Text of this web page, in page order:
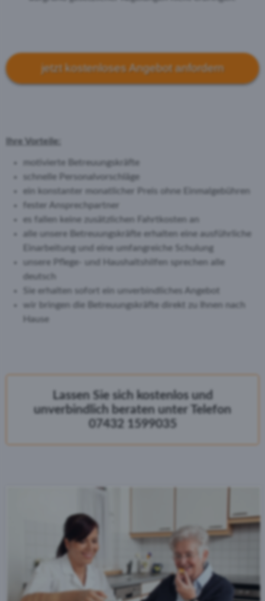
jetzt kostenloses Angebot anfordern
Ihre Vorteile:
motivierte Betreuungskräfte
schnelle Personalvorschläge
ein konstanter monatlicher Preis ohne Einmalgebühren
fester Ansprechpartner
es fallen keine zusätzlichen Fahrtkosten an
alle unsere Betreuungskräfte erhalten eine ausführliche
Einarbeitung und eine umfangreiche Schulung
unsere Pflege- und Haushaltshilfen sprechen alle
deutsch
Sie erhalten sofort ein unverbindliches Angebot
wir bringen die Betreuungskräfte direkt zu Ihnen nach
Hause
Lassen Sie sich kostenlos und
unverbindlich beraten unter Telefon
07432 1599035